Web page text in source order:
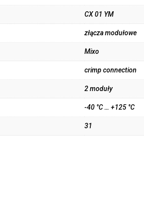
CX 01 YM
złącza modułowe
Mixo
crimp connection
2 moduły
-40 °C … +125 °C
31